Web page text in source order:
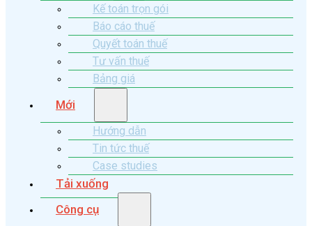
Kế toán trọn gói
Báo cáo thuế
Quyết toán thuế
Tư vấn thuế
Bảng giá
Mới
Hướng dẫn
Tin tức thuế
Case studies
Tải xuống
Công cụ